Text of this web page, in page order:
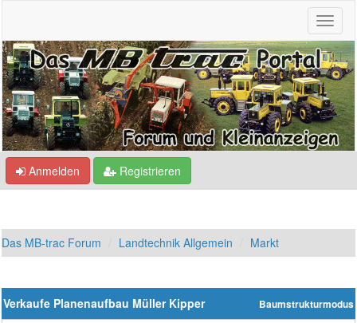
Anmelden Registrieren
Das MB-trac Forum Landtechnik Allgemein Markt
Baumstrukturmodus
Verkaufe Planenaufbau Müller Kipper